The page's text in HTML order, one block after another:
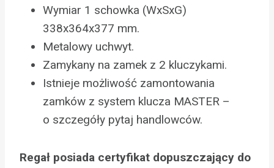
Wymiar 1 schowka (WxSxG)
338x364x377 mm.
Metalowy uchwyt.
Zamykany na zamek z 2 kluczykami.
Istnieje możliwość zamontowania
zamków z system klucza MASTER –
o szczegóły pytaj handlowców.
Regał posiada certyfikat dopuszczający do